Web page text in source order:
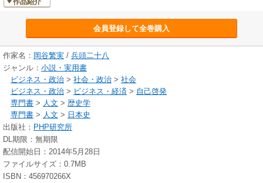
作品紹介
会員登録して全巻購入
作家名： 岡谷繁実 / 兵頭二十八
ジャンル： 小説・実用書
ビジネス・政治 > 社会・政治 > 社会
ビジネス・政治 > ビジネス・経済 > 自己啓発
専門書 > 人文 > 歴史学
専門書 > 人文 > 日本史
出版社： PHP研究所
DL期限：無期限
配信開始日：2014年5月28日
ファイルサイズ：0.7MB
ISBN：456970266X